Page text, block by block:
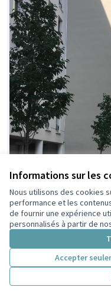
Informations sur les
Nous utilisons des cookies
performance et les
de fournir une expérience
personnalisés à partir de
Accepter